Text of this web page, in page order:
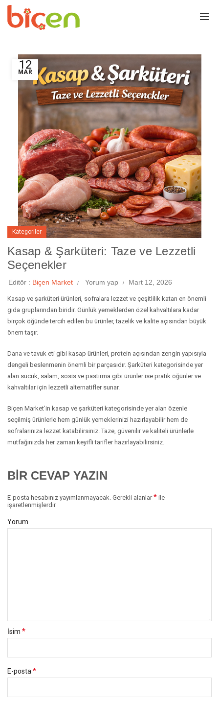
12
MAR
Kategoriler
Kasap & Şarküteri: Taze ve Lezzetli
Seçenekler
Editör : Biçen Market Yorum yap Mart 12, 2026
Kasap ve şarküteri ürünleri, sofralara lezzet ve çeşitlilik katan en önemli
gıda gruplarından biridir. Günlük yemeklerden özel kahvaltılara kadar
birçok öğünde tercih edilen bu ürünler, tazelik ve kalite açısından büyük
önem taşır.
Dana ve tavuk eti gibi kasap ürünleri, protein açısından zengin yapısıyla
dengeli beslenmenin önemli bir parçasıdır. Şarküteri kategorisinde yer
alan sucuk, salam, sosis ve pastırma gibi ürünler ise pratik öğünler ve
kahvaltılar için lezzetli alternatifler sunar.
Biçen Market’in kasap ve şarküteri kategorisinde yer alan özenle
seçilmiş ürünlerle hem günlük yemeklerinizi hazırlayabilir hem de
sofralarınıza lezzet katabilirsiniz. Taze, güvenilir ve kaliteli ürünlerle
mutfağınızda her zaman keyifli tarifler hazırlayabilirsiniz.
BIR CEVAP YAZIN
E-posta hesabınız yayımlanmayacak. Gerekli alanlar* ile
işaretlenmişlerdir
Yorum
İsim *
E-posta *